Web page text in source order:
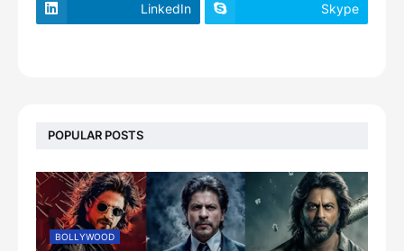
LinkedIn Skype
POPULAR POSTS
BOLLYWOOD